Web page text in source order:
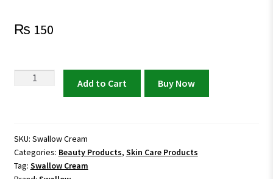
₨ 150
Swallow
Herbal
Cream
for
Add to Cart Buy Now
SKU: Swallow Cream
Categories: Beauty Products, Skin Care Products
Tag: Swallow Cream